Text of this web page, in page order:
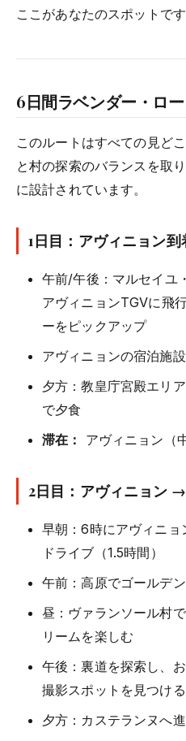
ここがあなたのスポットです
6日間ラベンダー・ロ
このルートはすべての見ど
と村の探索のバランスを取
に設計されています。
1日目：アヴィニョン到
午前/午後：マルセイユ
アヴィニョンTGVに飛
ーをピックアップ
アヴィニョンの宿泊施
夕方：教皇庁宮殿エリ
で夕食
滞在：
アヴィニョン（
2日目：アヴィニョン
早朝：6時にアヴィニ
ドライブ（1.5時間）
午前：高原でゴールデ
昼：ヴァランソール村
リームを楽しむ
午後：裏道を探索し、
撮影スポットを見つける
夕方：カステランヌへ